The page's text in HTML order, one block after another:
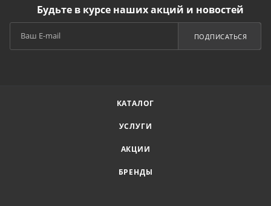
Будьте в курсе наших акций и новостей
ПОДПИСАТЬСЯ
КАТАЛОГ
УСЛУГИ
АКЦИИ
БРЕНДЫ